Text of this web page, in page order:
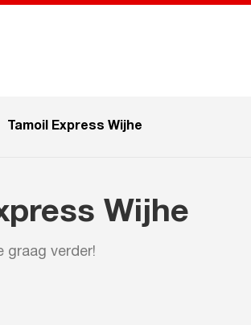
Tamoil Express Wijhe
Wijhe
graag verder!